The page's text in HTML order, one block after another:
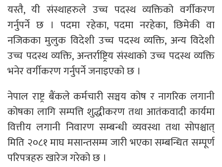
यस्तै, यी संस्थाहरुले उच्च पदस्थ व्यक्तिको वर्गीकरण
गर्नुपर्ने छ । पदमा रहेका, पदमा नरहेका, छिमेकी वा
नजिकका मुलुक विदेशी उच्च पदस्थ व्यक्ति, अन्य विदेशी
उच्च पदस्थ व्यक्ति, अन्तर्राष्ट्रिय संस्थाको उच्च पदस्थ व्यक्ति
भनेर वर्गीकरण गर्नुपर्ने जनाइएको छ ।
नेपाल राष्ट्र बैंकले कर्मचारी सञ्चय कोष र नागरिक लगानी
कोषका लागि सम्पत्ति शुद्धीकरण तथा आतंकवादी कार्यमा
वित्तीय लगानी निवारण सम्बन्धी व्यवस्था तथा सोपश्चात्
मिति २०८१ माघ मसान्तसम्म जारी भएका सम्बन्धित सम्पूर्ण
परिपत्रहरु खारेज गरेको छ ।